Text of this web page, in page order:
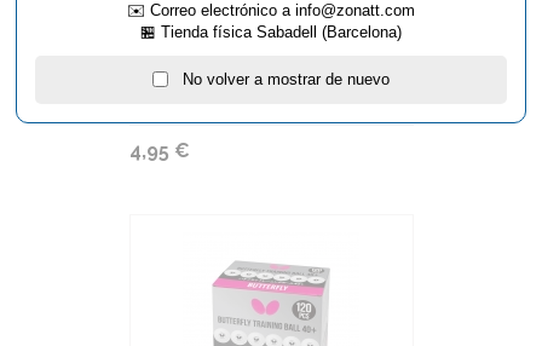
PELOTA BUTTERFLY
4,95 €
✉️ Correo electrónico a info@zonatt.com
🏪 Tienda física Sabadell (Barcelona)
No volver a mostrar de nuevo